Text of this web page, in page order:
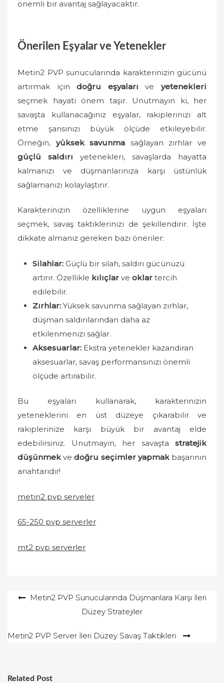
önemli bir avantaj sağlayacaktır.
Önerilen Eşyalar ve Yetenekler
Metin2 PVP sunucularında karakterinizin gücünü
artırmak içindoğru eşyaları veyetenekleri
seçmek hayati önem taşır. Unutmayın ki, her
savaşta kullanacağınız eşyalar, rakiplerinizi alt
etme şansınızı büyük ölçüde etkileyebilir.
Örneğin, yüksek savunma sağlayan zırhlar ve
güçlü saldırı yetenekleri, savaşlarda hayatta
kalmanızı ve düşmanlarınıza karşı üstünlük
sağlamanızı kolaylaştırır.
Karakterinizin özelliklerine uygun eşyaları
seçmek, savaş taktiklerinizi de şekillendirir. İşte
dikkate almanız gereken bazı öneriler:
Silahlar: Güçlü bir silah, saldırı gücünüzü
artırır. Özellikle kılıçlar ve oklar tercih
edilebilir.
Zırhlar: Yüksek savunma sağlayan zırhlar,
düşman saldırılarından daha az
etkilenmenizi sağlar.
Aksesuarlar: Ekstra yetenekler kazandıran
aksesuarlar, savaş performansınızı önemli
ölçüde artırabilir.
Bu eşyaları kullanarak, karakterinizin
yeteneklerini en üst düzeye çıkarabilir ve
rakiplerinize karşı büyük bir avantaj elde
edebilirsiniz. Unutmayın, her savaşta stratejik
düşünmekvedoğru seçimler yapmakbaşarının
anahtarıdır!
metin2 pvp serveler
65-250 pvp serverler
mt2 pvp serverler
Yazı Metin2 PVP Sunucularında Düşmanlara Karşı İleri
Düzey Stratejiler
Metin2 PVP Server İleri Düzey Savaş Taktikleri
Related Post